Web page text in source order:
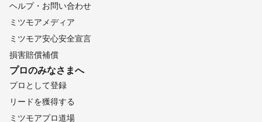
ヘルプ・お問い合わせ
ミツモアメディア
ミツモア安心安全宣言
損害賠償補償
プロのみなさまへ
プロとして登録
リードを獲得する
ミツモアプロ道場